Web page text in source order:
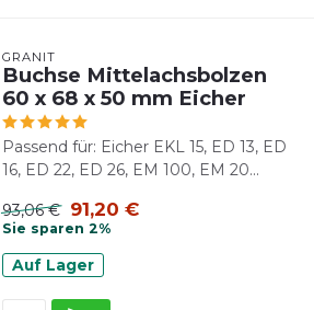
GRANIT
Buchse Mittelachsbolzen
60 x 68 x 50 mm Eicher
Passend für: Eicher EKL 15, ED 13, ED
16, ED 22, ED 26, EM 100, EM 20...
93,06 € 91,20 €
Sie sparen 2%
Auf Lager